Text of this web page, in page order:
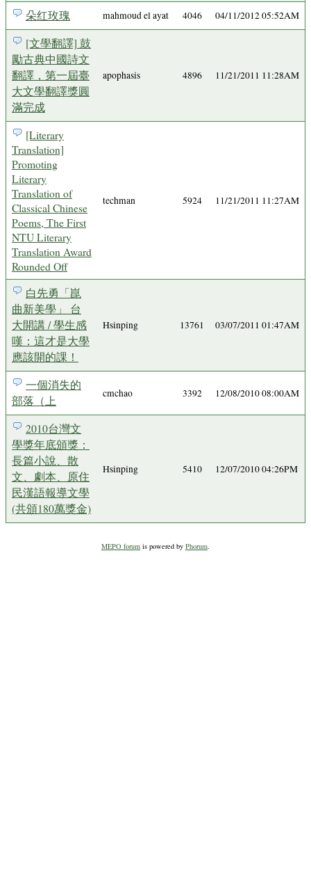
朵红玫瑰 mahmoud el ayat 4046 04/11/2012 05:52AM
[文學翻譯] 鼓
勵古典中國詩文
翻譯，第一屆臺
大文學翻譯獎圓
滿完成
apophasis 4896 11/21/2011 11:28AM
[Literary
Translation]
Promoting
Literary
Translation of
Classical Chinese
Poems, The First
NTU Literary
Translation Award
Rounded Off
techman 5924 11/21/2011 11:27AM
白先勇「崑
曲新美學」 台
大開講 / 學生感
嘆：這才是大學
應該開的課！
Hsinping 13761 03/07/2011 01:47AM
一個消失的
部落（上
cmchao 3392 12/08/2010 08:00AM
2010台灣文
學獎年底頒獎：
長篇小說、散
文、劇本、原住
民漢語報導文學
(共頒180萬獎金)
Hsinping 5410 12/07/2010 04:26PM
MEPO forum is powered by Phorum.